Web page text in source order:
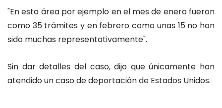
"En esta área por ejemplo en el mes de enero fueron
como 35 trámites y en febrero como unas 15 no han
sido muchas representativamente".
Sin dar detalles del caso, dijo que únicamente han
atendido un caso de deportación de Estados Unidos.